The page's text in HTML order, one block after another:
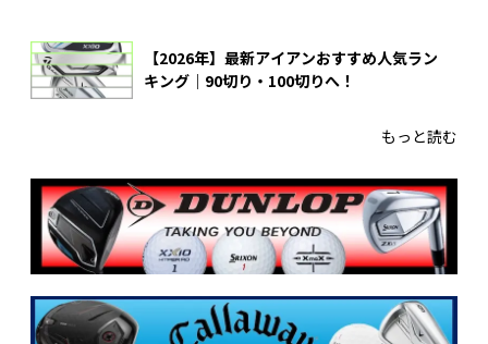
【2026年】最新アイアンおすすめ人気ラン
キング｜90切り・100切りへ！
もっと読む